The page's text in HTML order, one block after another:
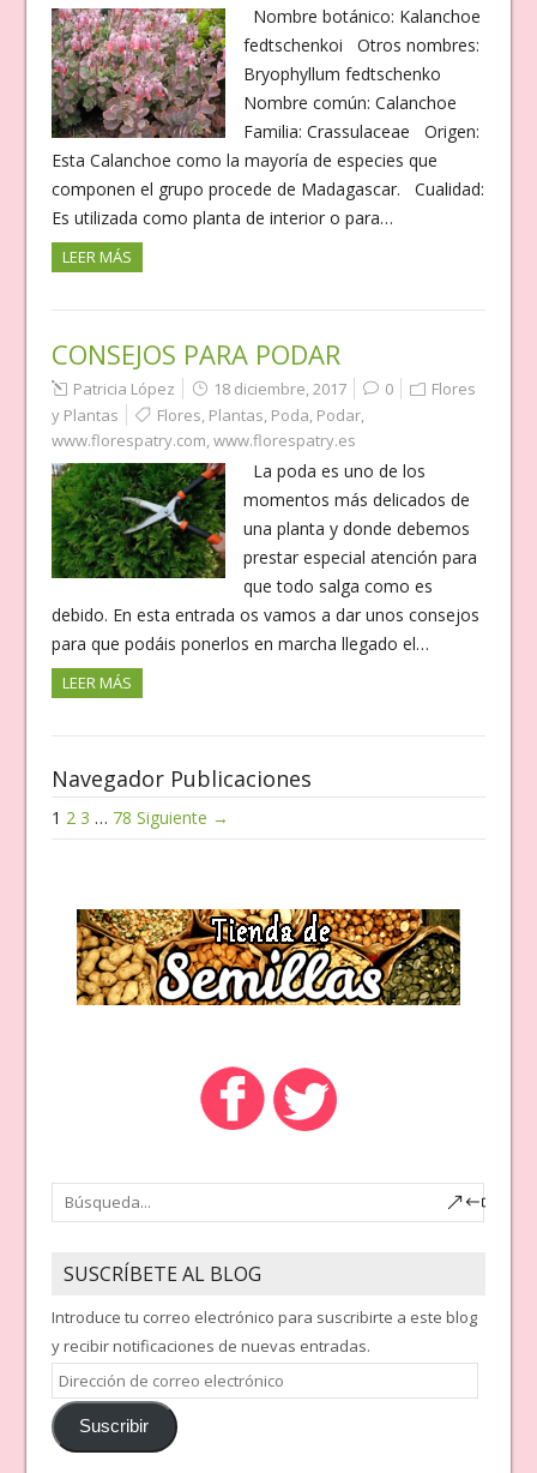
Nombre botánico: Kalanchoe
fedtschenkoi Otros nombres:
Bryophyllum fedtschenko
Nombre común: Calanchoe
Familia: Crassulaceae Origen:
Esta Calanchoe como la mayoría de especies que
componen el grupo procede de Madagascar. Cualidad:
Es utilizada como planta de interior o para…
LEER MÁS
CONSEJOS PARA PODAR
Patricia López 18 diciembre, 2017 0
Flores
y Plantas
Flores, Plantas, Poda, Podar,
www.florespatry.com,www.florespatry.es
La poda es uno de los
momentos más delicados de
una planta y donde debemos
prestar especial atención para
que todo salga como es
debido. En esta entrada os vamos a dar unos consejos
para que podáis ponerlos en marcha llegado el…
LEER MÁS
Navegador Publicaciones
1 2 3 … 78 Siguiente →
SUSCRÍBETE AL BLOG
Introduce tu correo electrónico para suscribirte a este blog
y recibir notificaciones de nuevas entradas.
Dirección
de
correoSuscribir